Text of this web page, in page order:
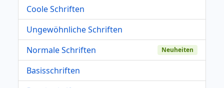
Coole Schriften
Ungewöhnliche Schriften
Normale Schriften
Neuheiten
Basisschriften